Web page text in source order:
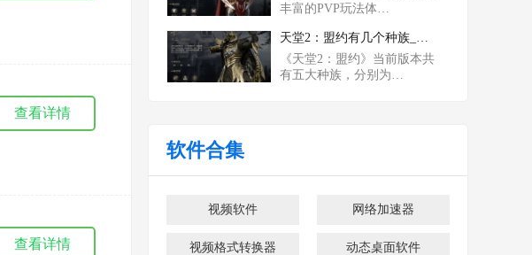
查看详情
查看详情
丰富的PVP玩法体…
天堂2：盟约有几个种族_哪个种族强势
《天堂2：盟约》当前版本共
有五大种族，分别为…
软件合集
视频软件 网络加速器
视频格式转换器 动态桌面软件